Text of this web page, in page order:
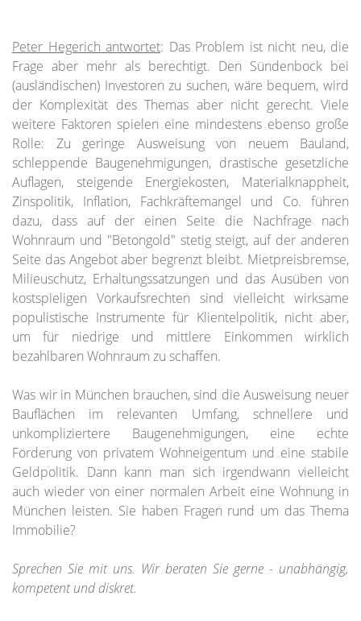
Peter Hegerich antwortet: Das Problem ist nicht neu, die
Frage aber mehr als berechtigt. Den Sündenbock bei
(ausländischen) Investoren zu suchen, wäre bequem, wird
der Komplexität des Themas aber nicht gerecht. Viele
weitere Faktoren spielen eine mindestens ebenso große
Rolle: Zu geringe Ausweisung von neuem Bauland,
schleppende Baugenehmigungen, drastische gesetzliche
Auflagen, steigende Energiekosten, Materialknappheit,
Zinspolitik, Inflation, Fachkräftemangel und Co. führen
dazu, dass auf der einen Seite die Nachfrage nach
Wohnraum und "Betongold" stetig steigt, auf der anderen
Seite das Angebot aber begrenzt bleibt. Mietpreisbremse,
Milieuschutz, Erhaltungssatzungen und das Ausüben von
kostspieligen Vorkaufsrechten sind vielleicht wirksame
populistische Instrumente für Klientelpolitik, nicht aber,
um für niedrige und mittlere Einkommen wirklich
bezahlbaren Wohnraum zu schaffen.
Was wir in München brauchen, sind die Ausweisung neuer
Bauflächen im relevanten Umfang, schnellere und
unkompliziertere Baugenehmigungen, eine echte
Förderung von privatem Wohneigentum und eine stabile
Geldpolitik. Dann kann man sich irgendwann vielleicht
auch wieder von einer normalen Arbeit eine Wohnung in
München leisten. Sie haben Fragen rund um das Thema
Immobilie?
Sprechen Sie mit uns. Wir beraten Sie gerne - unabhängig,
kompetent und diskret.